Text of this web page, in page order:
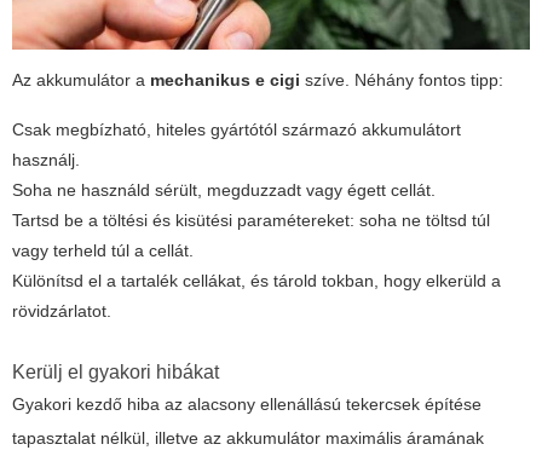
Az akkumulátor a mechanikus e cigi szíve. Néhány fontos tipp:
Csak megbízható, hiteles gyártótól származó akkumulátort
használj.
Soha ne használd sérült, megduzzadt vagy égett cellát.
Tartsd be a töltési és kisütési paramétereket: soha ne töltsd túl
vagy terheld túl a cellát.
Különítsd el a tartalék cellákat, és tárold tokban, hogy elkerüld a
rövidzárlatot.
Kerülj el gyakori hibákat
Gyakori kezdő hiba az alacsony ellenállású tekercsek építése
tapasztalat nélkül, illetve az akkumulátor maximális áramának